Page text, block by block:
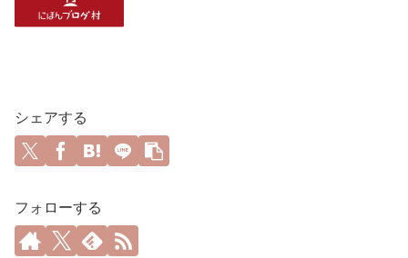
シェアする
フォローする